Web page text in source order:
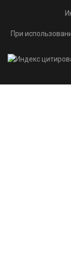
При